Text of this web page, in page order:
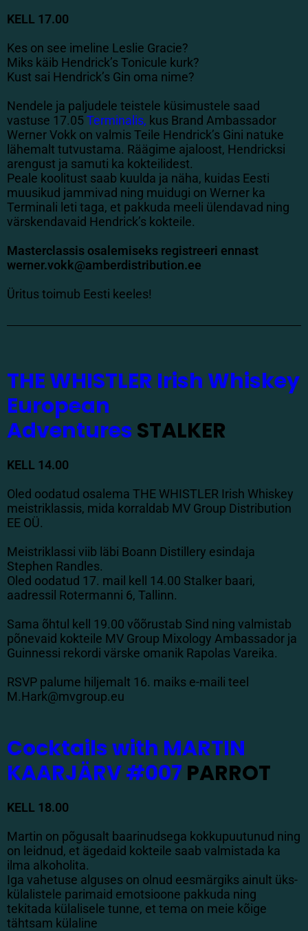
KELL 17.00
Kes on see imeline Leslie Gracie?
Miks käib Hendrick’s Tonicule kurk?
Kust sai Hendrick’s Gin oma nime?
Nendele ja paljudele teistele küsimustele saad
vastuse 17.05 Terminalis, kus Brand Ambassador
Werner Vokk on valmis Teile Hendrick’s Gini natuke
lähemalt tutvustama. Räägime ajaloost, Hendricksi
arengust ja samuti ka kokteilidest.
Peale koolitust saab kuulda ja näha, kuidas Eesti
muusikud jammivad ning muidugi on Werner ka
Terminali leti taga, et pakkuda meeli ülendavad ning
värskendavaid Hendrick’s kokteile.
Masterclassis osalemiseks registreeri ennast
werner.vokk@amberdistribution.ee
Üritus toimub Eesti keeles!
THE WHISTLER Irish Whiskey
European
AdventuresSTALKER
KELL 14.00
Oled oodatud osalema THE WHISTLER Irish Whiskey
meistriklassis, mida korraldab MV Group Distribution
EE OÜ.
Meistriklassi viib läbi Boann Distillery esindaja
Stephen Randles.
Oled oodatud 17. mail kell 14.00 Stalker baari,
aadressil Rotermanni 6, Tallinn.
Sama õhtul kell 19.00 võõrustab Sind ning valmistab
põnevaid kokteile MV Group Mixology Ambassador ja
Guinnessi rekordi värske omanik Rapolas Vareika.
RSVP palume hiljemalt 16. maiks e-maili teel
M.Hark@mvgroup.eu
Cocktails with MARTIN
KAARJÄRV #007 PARROT
KELL 18.00
Martin on põgusalt baarinudsega kokkupuutunud ning
on leidnud, et ägedaid kokteile saab valmistada ka
ilma alkoholita.
Iga vahetuse alguses on olnud eesmärgiks ainult üks-
külalistele parimaid emotsioone pakkuda ning
tekitada külalisele tunne, et tema on meie kõige
tähtsam külaline